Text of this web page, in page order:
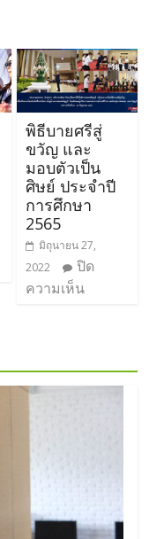
พิธีบายศรีสู่
ขวัญ และ
มอบตัวเป็น
ศิษย์ ประจำปี
การศึกษา
2565
มิถุนายน 27,
2022
ปิด
ความเห็น